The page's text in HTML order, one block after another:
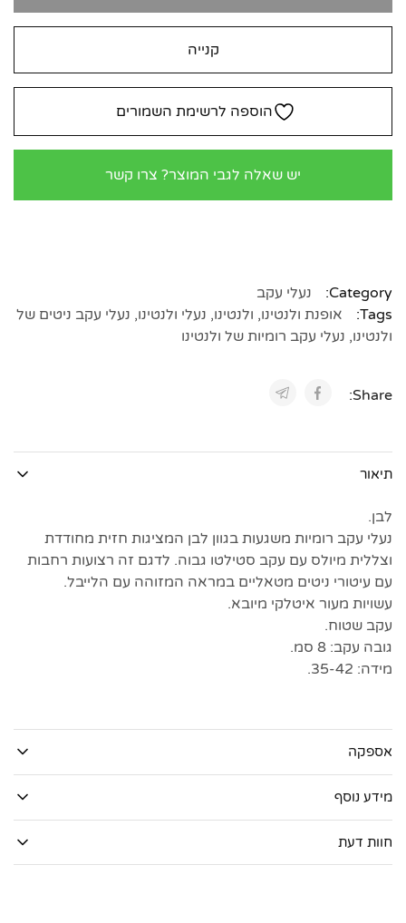
קנייה
הוספה לרשימת השמורים
יש שאלה לגבי המוצר? צרו קשר
Category:
נעלי עקב
Tags:
אופנת ולנטינו, ולנטינו, נעלי ולנטינו, נעלי עקב ניטים של
ולנטינו, נעלי עקב רומיות של ולנטינו
Share:
תיאור
לבן.
נעלי עקב רומיות משגעות בגוון לבן המציגות חזית מחודדת
וצללית מיולס עם עקב סטילטו גבוה. לדגם זה רצועות רחבות
עם עיטורי ניטים מטאליים במראה המזוהה עם הלייבל.
עשויות מעור איטלקי מיובא.
עקב שטוח.
גובה עקב: 8 סמ.
מידה: 35-42.
אספקה
מידע נוסף
חוות דעת